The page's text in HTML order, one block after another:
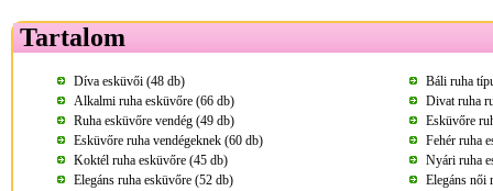
Tartalom
Díva esküvői (48 db)
Báli ruha
Alkalmi ruha esküvőre (66 db)
Divat ruha
Ruha esküvőre vendég (49 db)
Esküvőre
Esküvőre ruha vendégeknek (60 db)
Fehér ruha
Koktél ruha esküvőre (45 db)
Nyári ruha
Elegáns ruha esküvőre (52 db)
Elegáns női